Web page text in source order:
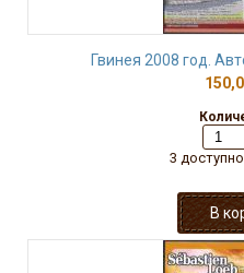
Гвинея 2008 год.
3